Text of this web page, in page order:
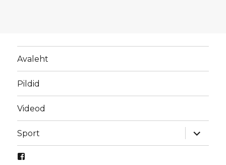
Avaleht
Pildid
Videod
Sport
laienda